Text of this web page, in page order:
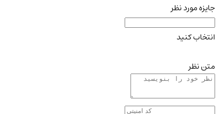
جایزه مورد نظر
انتخاب کنید
متن نظر